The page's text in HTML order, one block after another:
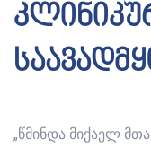
„წმინდა მიქაელ